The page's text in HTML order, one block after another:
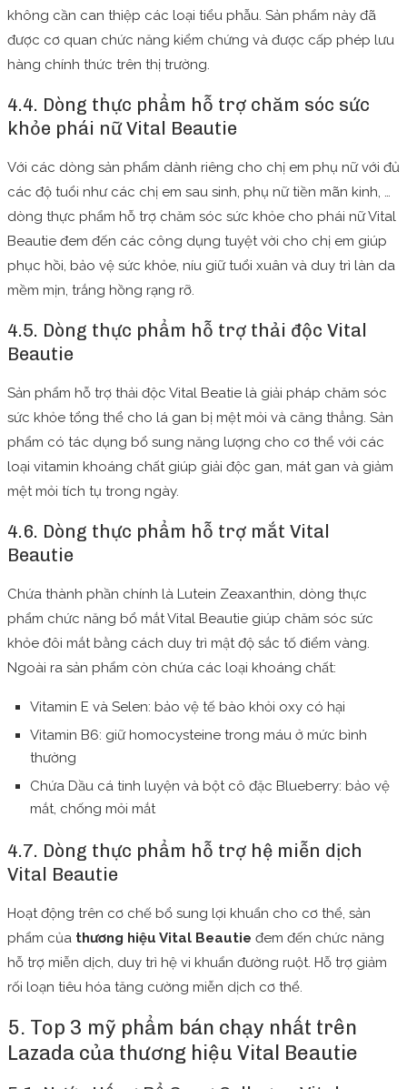
không cần can thiệp các loại tiểu phẫu. Sản phẩm này đã
được cơ quan chức năng kiểm chứng và được cấp phép lưu
hàng chính thức trên thị trường.
4.4. Dòng thực phẩm hỗ trợ chăm sóc sức
khỏe phái nữ Vital Beautie
Với các dòng sản phẩm dành riêng cho chị em phụ nữ với đủ
các độ tuổi như các chị em sau sinh, phụ nữ tiền mãn kinh, …
dòng thực phẩm hỗ trợ chăm sóc sức khỏe cho phái nữ Vital
Beautie đem đến các công dụng tuyệt vời cho chị em giúp
phục hồi, bảo vệ sức khỏe, níu giữ tuổi xuân và duy trì làn da
mềm mịn, trắng hồng rạng rỡ.
4.5. Dòng thực phẩm hỗ trợ thải độc Vital
Beautie
Sản phẩm hỗ trợ thải độc Vital Beatie là giải pháp chăm sóc
sức khỏe tổng thể cho lá gan bị mệt mỏi và căng thẳng. Sản
phẩm có tác dụng bổ sung năng lượng cho cơ thể với các
loại vitamin khoáng chất giúp giải độc gan, mát gan và giảm
mệt mỏi tích tụ trong ngày.
4.6. Dòng thực phẩm hỗ trợ mắt Vital
Beautie
Chứa thành phần chính là Lutein Zeaxanthin, dòng thực
phẩm chức năng bổ mắt Vital Beautie giúp chăm sóc sức
khỏe đôi mắt bằng cách duy trì mật độ sắc tố điểm vàng.
Ngoài ra sản phẩm còn chứa các loại khoáng chất:
Vitamin E và Selen: bảo vệ tế bào khỏi oxy có hại
Vitamin B6: giữ homocysteine ​​trong máu ở mức bình
thường
Chứa Dầu cá tinh luyện và bột cô đặc Blueberry: bảo vệ
mắt, chống mỏi mắt
4.7. Dòng thực phẩm hỗ trợ hệ miễn dịch
Vital Beautie
Hoạt động trên cơ chế bổ sung lợi khuẩn cho cơ thể, sản
phẩm của thương hiệu Vital Beautie đem đến chức năng
hỗ trợ miễn dịch, duy trì hệ vi khuẩn đường ruột. Hỗ trợ giảm
rối loạn tiêu hóa tăng cường miễn dịch cơ thể.
5. Top 3 mỹ phẩm bán chạy nhất trên
Lazada của thương hiệu Vital Beautie